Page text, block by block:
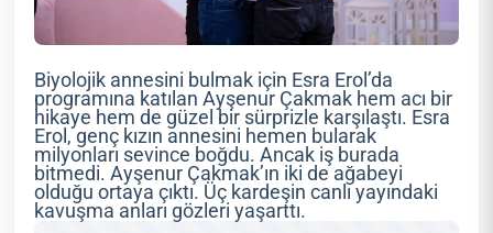
Biyolojik annesini bulmak için Esra Erol’da
programına katılan Ayşenur Çakmak hem acı bir
hikaye hem de güzel bir sürprizle karşılaştı. Esra
Erol, genç kızın annesini hemen bularak
milyonları sevince boğdu. Ancak iş burada
bitmedi. Ayşenur Çakmak’ın iki de ağabeyi
olduğu ortaya çıktı. Üç kardeşin canlı yayındaki
kavuşma anları gözleri yaşarttı.